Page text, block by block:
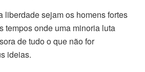
liberdade sejam os homens fortes
tempos onde uma minoria luta
de tudo o que não for
ideias.